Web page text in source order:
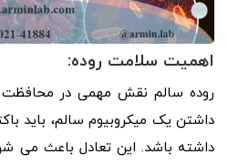
اهمیت سلامت روده:
روده سالم نقش مهمی در محافظت
داشتن یک میکروبیوم سالم، باید
داشته باشد. این تعادل باعث می